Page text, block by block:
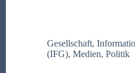
Gesellschaft,
(IFG), Medien, Politik